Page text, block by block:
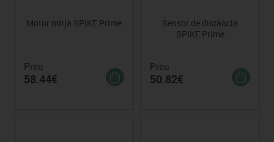
Motor mitjà SPIKE Prime
Preu
58.44€
Sensor de distància
SPIKE Prime
Preu
50.82€